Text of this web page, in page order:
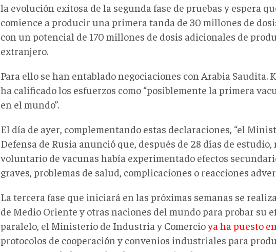
la evolución exitosa de la segunda fase de pruebas y espera
comience a producir una primera tanda de 30 millones de
con un potencial de 170 millones de dosis adicionales de
extranjero.
Para ello se han entablado negociaciones con Arabia
ha calificado los esfuerzos como “posiblemente la primera
en el mundo”.
El día de ayer, complementando estas declaraciones, “el
Defensa de Rusia anunció que, después de 28 días de
voluntario de vacunas había experimentado efectos
graves, problemas de salud, complicaciones o reacciones
La tercera fase que iniciará en las próximas semanas se
de Medio Oriente y otras naciones del mundo para probar su
paralelo, el Ministerio de Industria y Comercioya ha puesto
protocolos de cooperación y convenios industriales para